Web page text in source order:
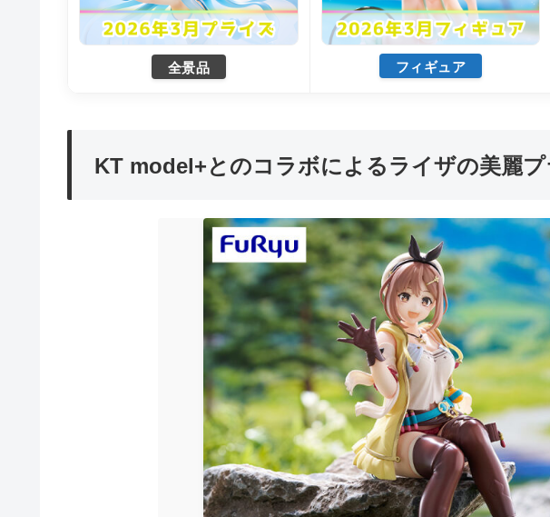
全景品 フィギュア
KT model+とのコラボによるライザの美麗プ